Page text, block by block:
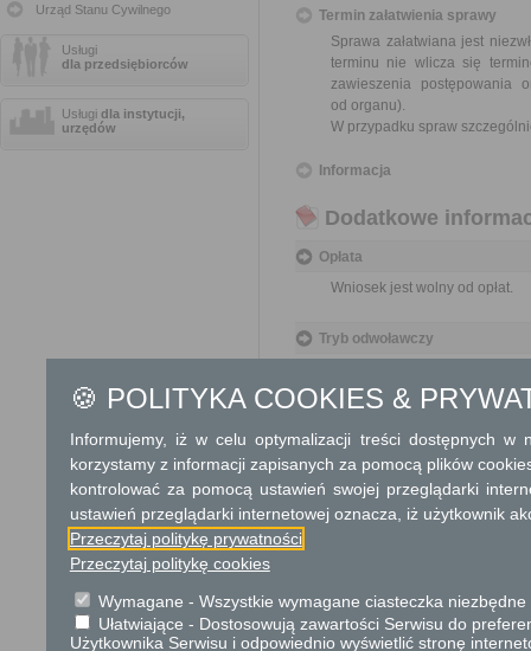
Urząd Stanu Cywilnego
Usługi
dla przedsiębiorców
Usługi dla instytucji,
urzędów
Termin załatwienia sprawy
Sprawa załatwiana jest
terminu nie wlicza się
zawieszenia postępowania
od organu).
W przypadku spraw
Informacja
Dodatkowe
Opłata
Wniosek jest wolny od opłat.
Tryb odwoławczy
Przedmiotem skargi może
ich pracowników, naruszenie
spraw.
Przedmiotem wniosku
Podstawa prawna
🍪 POLITYKA COOKIES &
Informujemy, iż w celu optymalizacji treści dostępnych w
korzystamy z informacji zapisanych za pomocą plików
kontrolować za pomocą ustawień swojej przeglądarki
ustawień przeglądarki internetowej oznacza, iż użytkownik
Przeczytaj politykę prywatności
Przeczytaj politykę cookies
Wymagane - Wszystkie wymagane ciasteczka
Ułatwiające - Dostosowują zawartości Serwisu do
Użytkownika Serwisu i odpowiednio wyświetlić stronę